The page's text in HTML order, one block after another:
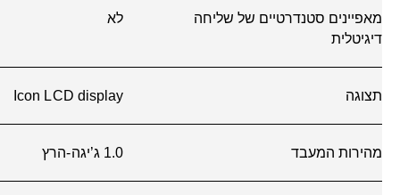
קלט טיפול בנייר, סטנדרטי מגש הזנה ל-‏60 גיליונות
פלט טיפול בנייר, סטנדרטי מגש פלט ל-‏25 גיליונות